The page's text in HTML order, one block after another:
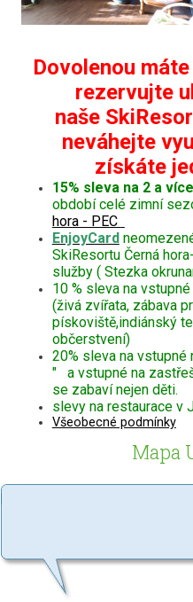
Dovolenou
rezervujte
naše
neváhejte
získáte
15% sleva na 2 a
období celé zimní
hora - PEC
EnjoyCard
SkiResortu Černá
služby ( Stezka
10 % sleva na
(živá zvířata, zábava
pískoviště,indiánský
občerstvení)
20% sleva na vstupné
" a vstupné na
se zabaví nejen děti.
slevy na restaurace v
Všeobecné podmínky
Mapa